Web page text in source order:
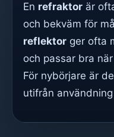
En refraktor är
och bekväm för
reflektor ger ofta
och passar bra
För nybörjare är
utifrån